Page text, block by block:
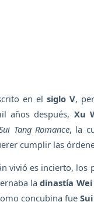
en elsiglo V,
años después, Xu
Tang Romance, la
cumplir las
vivió es incierto,
ladinastía
concubina fue